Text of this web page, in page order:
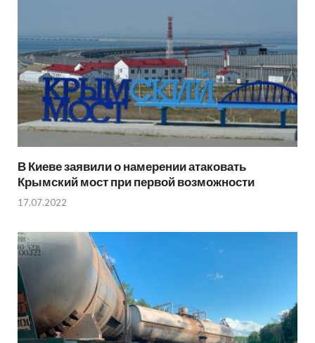
В Киеве заявили о намерении атаковать
Крымский мост при первой возможности
17.07.2022